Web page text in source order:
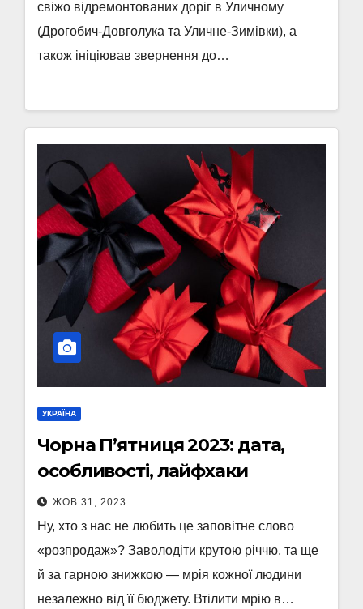
свіжо відремонтованих доріг в Уличному
(Дрогобич-Довголука та Уличне-Зимівки), а
також ініціював звернення до…
УКРАЇНА
Чорна П’ятниця 2023: дата,
особливості, лайфхаки
ЖОВ 31, 2023
Ну, хто з нас не любить це заповітне слово
«розпродаж»? Заволодіти крутою річчю, та ще
й за гарною знижкою — мрія кожної людини
незалежно від її бюджету. Втілити мрію в…